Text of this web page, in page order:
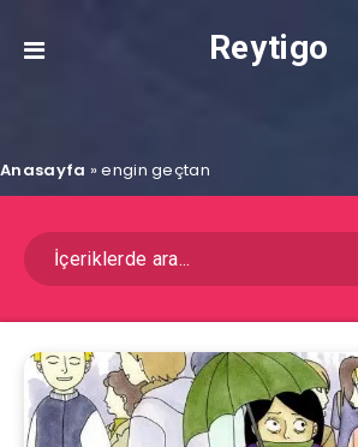
Reytigo
Anasayfa »engin geçtan